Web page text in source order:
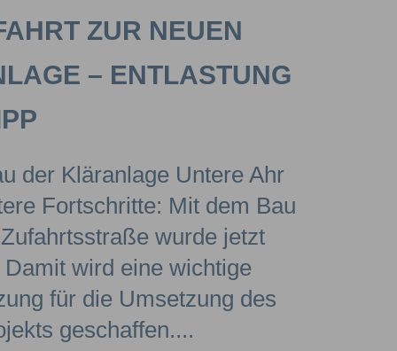
ZUR NEUEN
– ENTLASTUNG
der Kläranlage Untere Ahr
Fortschritte: Mit dem Bau
wurde jetzt
wird eine wichtige
für die Umsetzung des
geschaffen.